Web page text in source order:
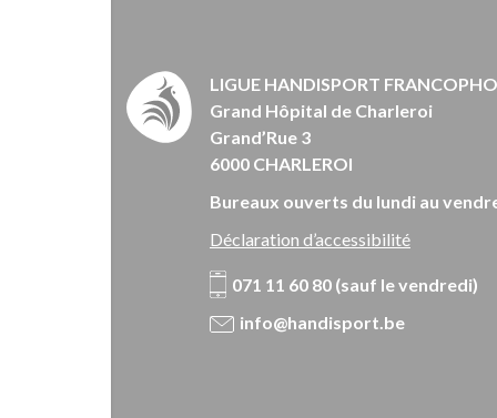
LIGUE HANDISPORT
Grand Hôpital de Charleroi
Grand’Rue 3
6000 CHARLEROI
Bureaux ouverts du lundi au
Déclaration d’accessibilité
071 11 60 80 (sauf le vendredi)
info@handisport.be